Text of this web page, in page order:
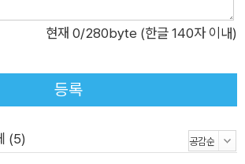
언은 선언에 멈추는 것이 아니라 “보이는 것
것이 되”는 한편 지나간 “한 세상이 저만치
경험하는 이러한 한 세계와의 결별과 다른
력으로 작동한다. 이렇게 쓰인 시편들은 세
경험이 되는 것만은 아니다. 그는 이미 많
현재 0/280byte (한글 140자 이내)
등록
(5)